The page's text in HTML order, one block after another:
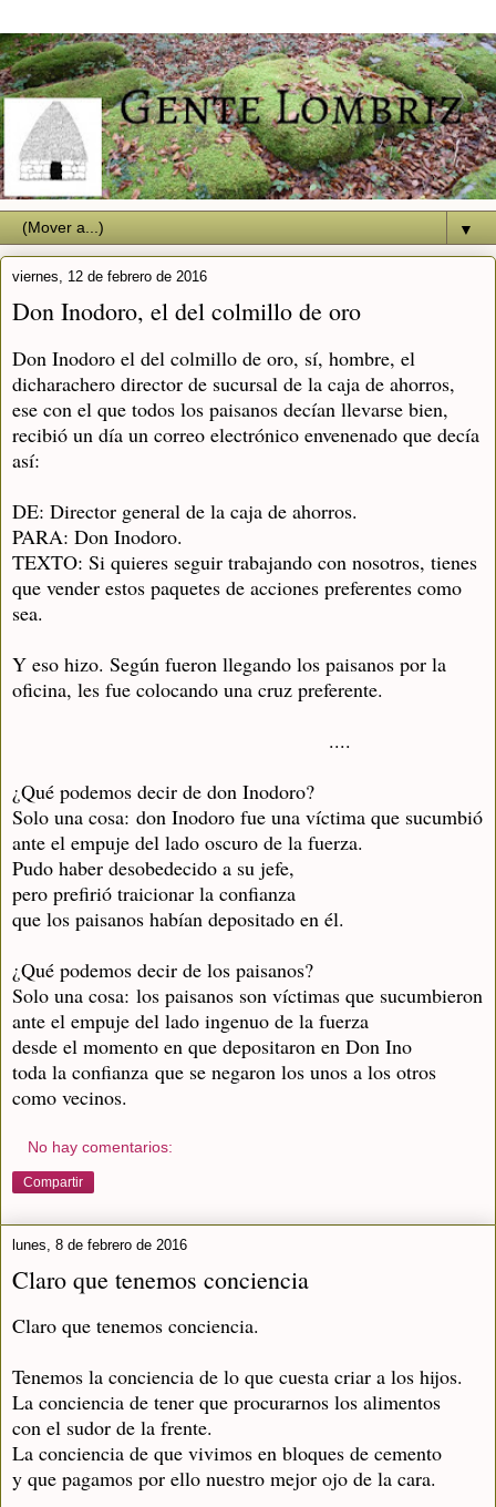
▼
viernes, 12 de febrero de 2016
Don Inodoro, el del colmillo de oro
Don Inodoro el del colmillo de oro, sí, hombre, el
dicharachero director de sucursal de la caja de ahorros,
ese con el que todos los paisanos decían llevarse bien,
recibió un día un correo electrónico envenenado que decía
así:
DE: Director general de la caja de ahorros.
PARA: Don Inodoro.
TEXTO: Si quieres seguir trabajando con nosotros, tienes
que vender estos paquetes de acciones preferentes como
sea.
Y eso hizo. Según fueron llegando los paisanos por la
oficina, les fue colocando una cruz preferente.
....
¿Qué podemos decir de don Inodoro?
Solo una cosa: don Inodoro fue una víctima que sucumbió
ante el empuje del lado oscuro de la fuerza.
Pudo haber desobedecido a su jefe,
pero prefirió traicionar la confianza
que los paisanos habían depositado en él.
¿Qué podemos decir de los paisanos?
Solo una cosa: los paisanos son víctimas que sucumbieron
ante el empuje del lado ingenuo de la fuerza
desde el momento en que depositaron en Don Ino
toda la confianza que se negaron los unos a los otros
como vecinos.
No hay comentarios:
Compartir
lunes, 8 de febrero de 2016
Claro que tenemos conciencia
Claro que tenemos conciencia.
Tenemos la conciencia de lo que cuesta criar a los hijos.
La conciencia de tener que procurarnos los alimentos
con el sudor de la frente.
La conciencia de que vivimos en bloques de cemento
y que pagamos por ello nuestro mejor ojo de la cara.